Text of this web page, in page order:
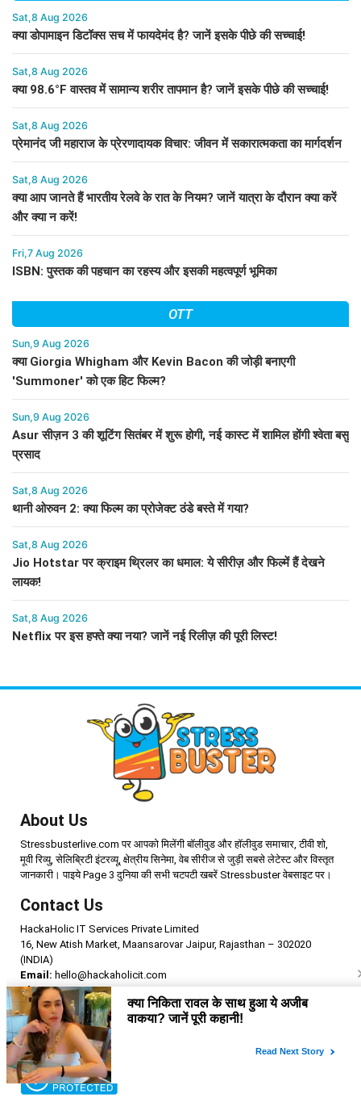
Sat,8 Aug 2026
क्या डोपामाइन डिटॉक्स सच में फायदेमंद है? जानें इसके पीछे की सच्चाई!
Sat,8 Aug 2026
क्या 98.6°F वास्तव में सामान्य शरीर तापमान है? जानें इसके पीछे की सच्चाई!
Sat,8 Aug 2026
प्रेमानंद जी महाराज के प्रेरणादायक विचार: जीवन में सकारात्मकता का मार्गदर्शन
Sat,8 Aug 2026
क्या आप जानते हैं भारतीय रेलवे के रात के नियम? जानें यात्रा के दौरान क्या करें
और क्या न करें!
Fri,7 Aug 2026
ISBN: पुस्तक की पहचान का रहस्य और इसकी महत्वपूर्ण भूमिका
OTT
Sun,9 Aug 2026
क्या Giorgia Whigham और Kevin Bacon की जोड़ी बनाएगी
'Summoner' को एक हिट फिल्म?
Sun,9 Aug 2026
Asur सीज़न 3 की शूटिंग सितंबर में शुरू होगी, नई कास्ट में शामिल होंगी श्वेता बसु
प्रसाद
Sat,8 Aug 2026
थानी ओरुवन 2: क्या फिल्म का प्रोजेक्ट ठंडे बस्ते में गया?
Sat,8 Aug 2026
Jio Hotstar पर क्राइम थ्रिलर का धमाल: ये सीरीज़ और फिल्में हैं देखने
लायक!
Sat,8 Aug 2026
Netflix पर इस हफ्ते क्या नया? जानें नई रिलीज़ की पूरी लिस्ट!
About Us
Stressbusterlive.com पर आपको मिलेंगी बॉलीवुड और हॉलीवुड समाचार, टीवी शो,
मूवी रिव्यु, सेलिब्रिटी इंटरव्यू, क्षेत्रीय सिनेमा, वेब सीरीज से जुड़ी सबसे लेटेस्ट और विस्तृत
जानकारी। पाइये Page 3 दुनिया की सभी चटपटी खबरें Stressbuster वेबसाइट पर।
Contact Us
HackaHolic IT Services Private Limited
16, New Atish Market, Maansarovar Jaipur, Rajasthan – 302020
(INDIA)
Email: hello@hackaholicit.com
Phone:+91-8949469483
Follow Us